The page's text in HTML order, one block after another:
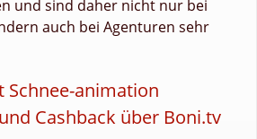
und sind daher nicht nur bei
auch bei Agenturen sehr
Schnee-animation
Cashback über Boni.tv